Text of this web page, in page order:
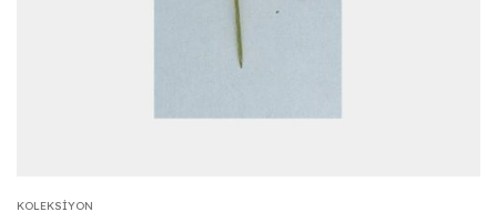
KOLEKSIYON